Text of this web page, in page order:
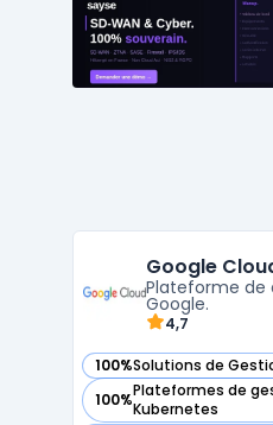
Google
Plateforme de
Google.
4,7
100%Solutions de
— voir Google Cloud
100%Plateformes de
Kubernetes
— voir Google Cloud